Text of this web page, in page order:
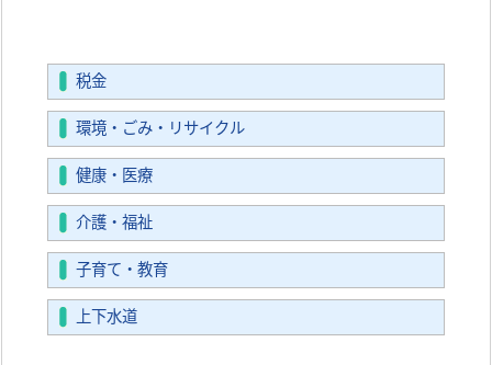
税金
環境・ごみ・リサイクル
健康・医療
介護・福祉
子育て・教育
上下水道